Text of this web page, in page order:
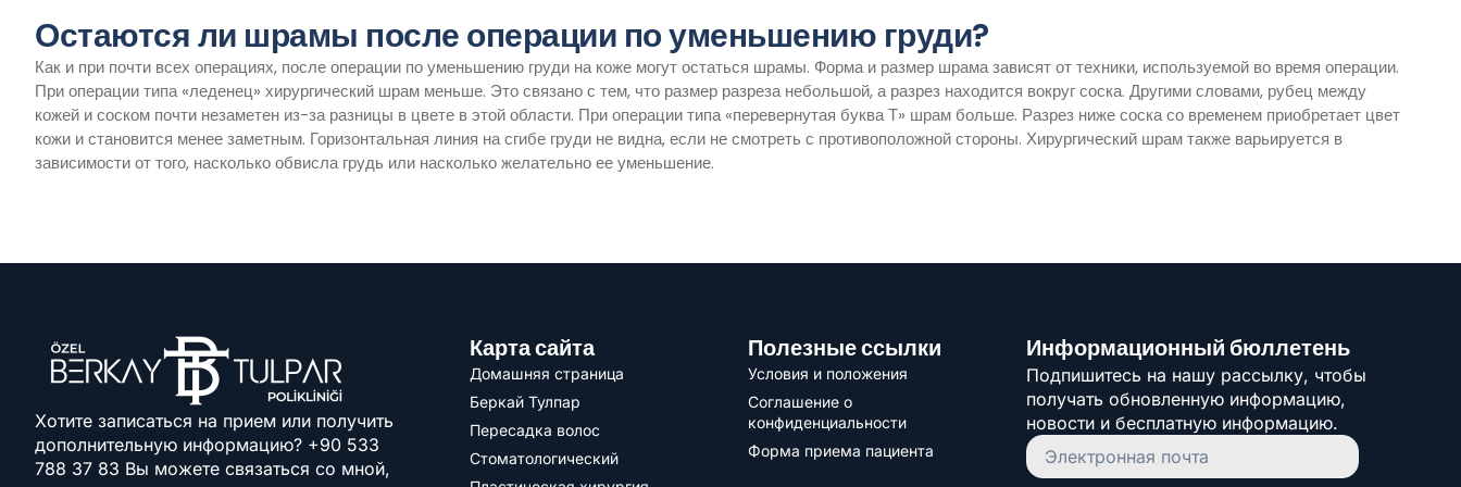
Остаются ли шрамы после операции по уменьшению груди?
Как и при почти всех операциях, после операции по уменьшению груди на коже могут остаться шрамы. Форма и размер шрама зависят от техники, используемой во время операции.
При операции типа «леденец» хирургический шрам меньше. Это связано с тем, что размер разреза небольшой, а разрез находится вокруг соска. Другими словами, рубец между
кожей и соском почти незаметен из-за разницы в цвете в этой области. При операции типа «перевернутая буква Т» шрам больше. Разрез ниже соска со временем приобретает цвет
кожи и становится менее заметным. Горизонтальная линия на сгибе груди не видна, если не смотреть с противоположной стороны. Хирургический шрам также варьируется в
зависимости от того, насколько обвисла грудь или насколько желательно ее уменьшение.
Хотите записаться на прием или получить
дополнительную информацию? +90 533
788 37 83 Вы можете связаться со мной,
Карта сайта
Домашняя страница
Беркай Тулпар
Пересадка волос
Стоматологический
Полезные ссылки
Условия и положения
Соглашение о
конфиденциальности
Форма приема пациента
Информационный бюллетень
Подпишитесь на нашу рассылку, чтобы
получать обновленную информацию,
новости и бесплатную информацию.